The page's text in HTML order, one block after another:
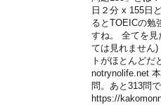
日２分 x 155日
るとTOEICの勉
すね。 全てを
ては見れません
トがほとんど
notrynolife.net
問。あと313問
https://